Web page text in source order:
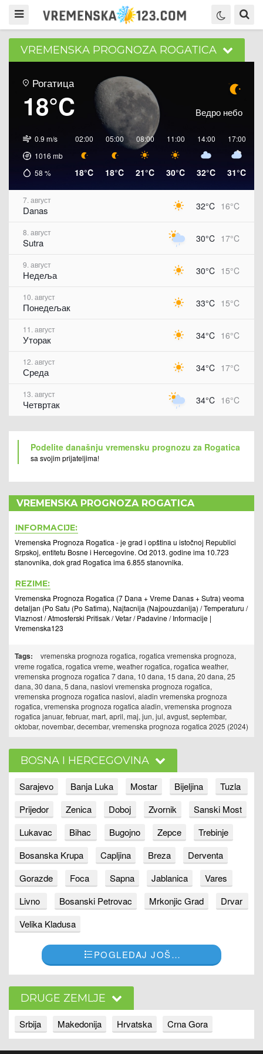
VREMENSKA PROGNOZA ROGATICA
Рогатица
18°C Ведро небо
0.9 m/s
1016 mb
58 %
02:00
18°C
05:00
18°C
08:00
21°C
11:00
30°C
14:00
32°C
17:00
31°C
7. август
Danas 32°C 16°C
8. август
Sutra 30°C 17°C
9. август
Недеља 30°C 15°C
10. август
Понедељак 33°C 15°C
11. август
Уторак 34°C 16°C
12. август
Среда 34°C 17°C
13. август
Четвртак 34°C 16°C
Podelite današnju vremensku prognozu za Rogatica
sa svojim prijateljima!
VREMENSKA PROGNOZA ROGATICA
INFORMACIJE:
Vremenska Prognoza Rogatica - je grad i opština u istočnoj Republici
Srpskoj, entitetu Bosne i Hercegovine. Od 2013. godine ima 10.723
stanovnika, dok grad Rogatica ima 6.855 stanovnika.
REZIME:
Vremenska Prognoza Rogatica (7 Dana + Vreme Danas + Sutra) veoma
detaljan (Po Satu (Po Satima), Najtacnija (Najpouzdanija) / Temperaturu /
Vlaznost / Atmosferski Pritisak / Vetar / Padavine / Informacije |
Vremenska123
Tags:
vremenska prognoza rogatica, rogatica vremenska prognoza,
vreme rogatica, rogatica vreme, weather rogatica, rogatica weather,
vremenska prognoza rogatica 7 dana, 10 dana, 15 dana, 20 dana, 25
dana, 30 dana, 5 dana, naslovi vremenska prognoza rogatica,
vremenska prognoza rogatica naslovi, aladin vremenska prognoza
rogatica, vremenska prognoza rogatica aladin, vremenska prognoza
rogatica januar, februar, mart, april, maj, jun, jul, avgust, septembar,
oktobar, novembar, decembar, vremenska prognoza rogatica 2025 (2024)
BOSNA I HERCEGOVINA
Sarajevo Banja Luka Mostar Bijeljina
Tuzla
Prijedor
Zenica Doboj Zvornik
Sanski Most
Lukavac
Bihac Bugojno Zepce
Trebinje
Bosanska Krupa
Capljina Breza
Derventa
Gorazde
Foca Sapna Jablanica
Vares
Livno
Bosanski Petrovac Mrkonjic Grad
Drvar
Velika Kladusa
POGLEDAJ JOŠ…
DRUGE ZEMLJE
Srbija Makedonija Hrvatska Crna Gora